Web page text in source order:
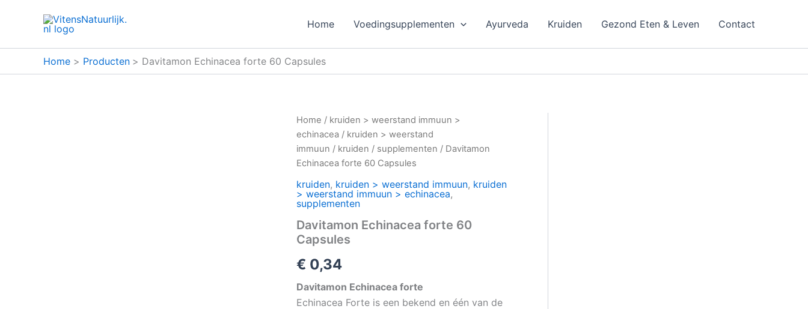
Home Voedingsupplementen Ayurveda Kruiden Gezond Eten & Leven Contact
Home Producten Davitamon Echinacea forte 60 Capsules
Home / kruiden > weerstand immuun >
echinacea / kruiden > weerstand
immuun / kruiden / supplementen / Davitamon
Echinacea forte 60 Capsules
kruiden, kruiden > weerstand immuun, kruiden
> weerstand immuun > echinacea,
supplementen
Davitamon Echinacea forte 60
Capsules
€ 0,34
Davitamon Echinacea forte
Echinacea Forte is een bekend en één van de